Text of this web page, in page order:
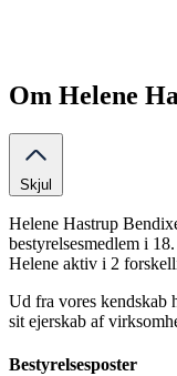
Om Helene
Skjul
Helene Hastrup
bestyrelsesmedlem i
Helene aktiv i 2
Ud fra vores kendskab
sit ejerskab af
Bestyrelsesposter